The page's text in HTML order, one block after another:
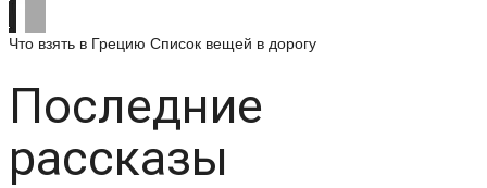
Что взять в Грецию Список вещей в дорогу
Последние
рассказы